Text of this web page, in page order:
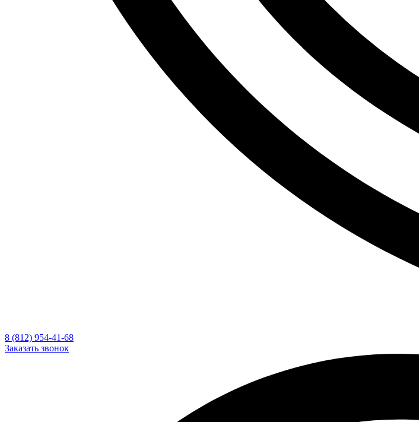
8 (812) 954-41-68
Заказать звонок